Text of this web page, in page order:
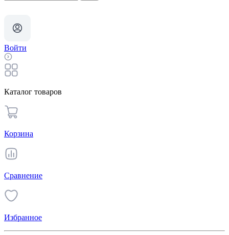
Войти
Каталог товаров
Корзина
Сравнение
Избранное